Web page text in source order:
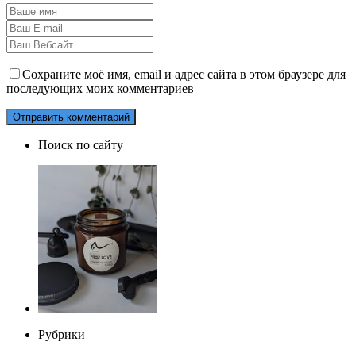
Сохраните моё имя, email и адрес сайта в этом браузере для
последующих моих комментариев
Поиск по сайту
Рубрики